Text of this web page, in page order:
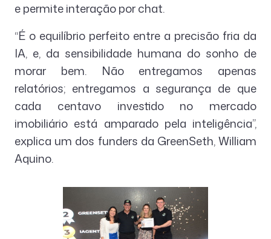
e permite interação por chat.
“É o equilíbrio perfeito entre a precisão fria da
IA, e, da sensibilidade humana do sonho de
morar bem. Não entregamos apenas
relatórios; entregamos a segurança de que
cada centavo investido no mercado
imobiliário está amparado pela inteligência”,
explica um dos funders da GreenSeth, William
Aquino.